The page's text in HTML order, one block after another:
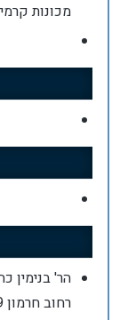
מכונות
הר' בנימין כהן -
רחוב חרמון 19 - הדר